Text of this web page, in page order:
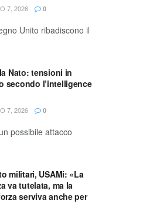
7, 2026 0
Unito ribadiscono il
Nato: tensioni in
secondo l’intelligence
7, 2026 0
possibile attacco
militari, USAMi: «La
va tutelata, ma la
serviva anche per